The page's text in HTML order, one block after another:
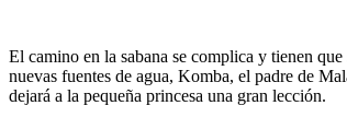
El camino en la sabana se complica y tienen
nuevas fuentes de agua, Komba, el padre de
dejará a la pequeña princesa una gran lección.